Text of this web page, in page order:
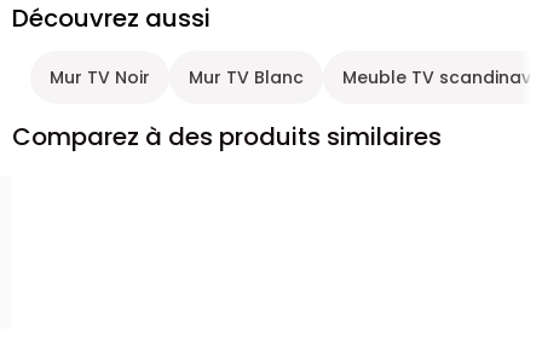
Découvrez aussi
Mur TV Noir Mur TV Blanc Meuble TV scandinave
Comparez à des produits similaires